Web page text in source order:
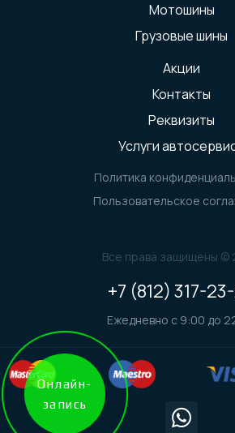
Мотошины
Грузовые шины
Акции
Контакты
Реквизиты
Услуги
Политика
Пользовательское
Все права защищены ©
+7 (812) 317-
Ежедневно с 9:00 до
Онлайн-
запись